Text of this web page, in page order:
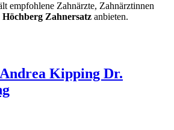
empfohlene Zahnärzte, Zahnärztinnen
Höchberg Zahnersatz anbieten.
Kipping Dr.